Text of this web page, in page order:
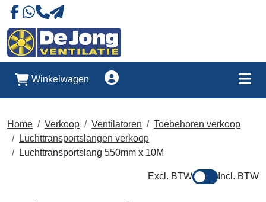
Naar onze Facebookpagina
Stuur ons eeb whatsapp bericht
Winkelwagen Account
Home Verkoop Ventilatoren
Toebehoren verkoop
Luchttransportslangen verkoop
Luchttransportslang 550mm x 10M
Excl. BTW Incl. BTW